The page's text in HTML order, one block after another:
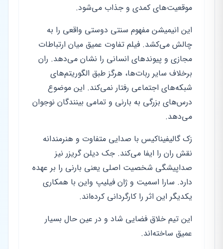
موقعیت‌های کمدی و جذاب می‌شود.
این انیمیشن مفهوم سنتی دوستی واقعی را به
چالش می‌کشد. فیلم تفاوت عمیق میان ارتباطات
مجازی و پیوندهای انسانی را نشان می‌دهد. ران
برخلاف سایر ربات‌ها، هرگز طبق الگوریتم‌های
شبکه‌های اجتماعی رفتار نمی‌کند. این موضوع
درس‌های بزرگی به بارنی و تمامی بینندگان نوجوان
می‌دهد.
زک گالیفیناکیس با صدایی متفاوت و هنرمندانه
نقش ران را ایفا می‌کند. جک دیلن گریزر نیز
صداپیشگی شخصیت اصلی یعنی بارنی را بر عهده
دارد. سارا اسمیت و ژان فیلیپ واین با همکاری
یکدیگر این اثر را کارگردانی کرده‌اند.
این تیم خلاق فضایی شاد و در عین حال بسیار
عمیق ساخته‌اند.